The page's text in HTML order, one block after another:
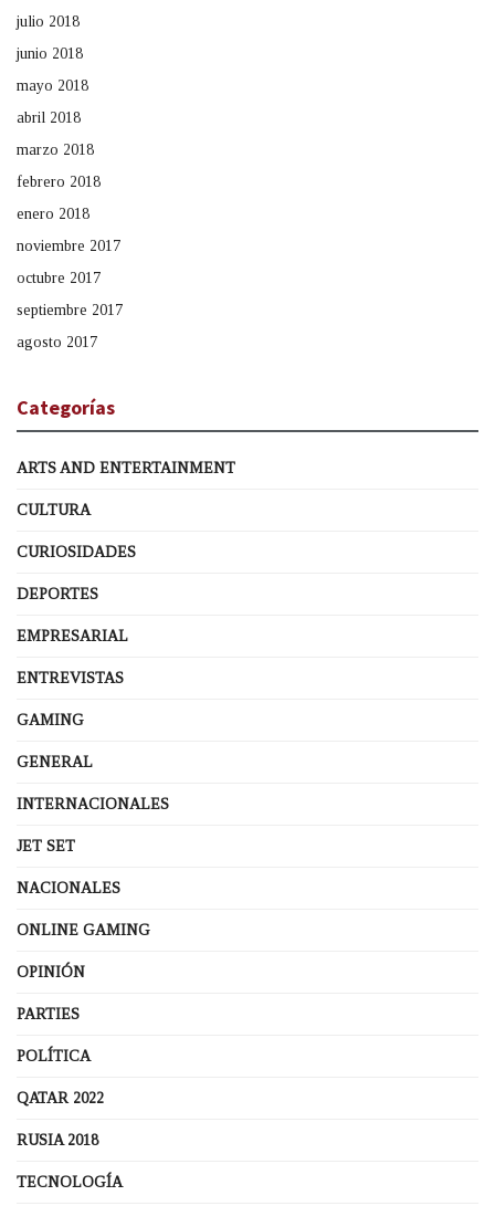
julio 2018
junio 2018
mayo 2018
abril 2018
marzo 2018
febrero 2018
enero 2018
noviembre 2017
octubre 2017
septiembre 2017
agosto 2017
Categorías
ARTS AND ENTERTAINMENT
CULTURA
CURIOSIDADES
DEPORTES
EMPRESARIAL
ENTREVISTAS
GAMING
GENERAL
INTERNACIONALES
JET SET
NACIONALES
ONLINE GAMING
OPINIÓN
PARTIES
POLÍTICA
QATAR 2022
RUSIA 2018
TECNOLOGÍA